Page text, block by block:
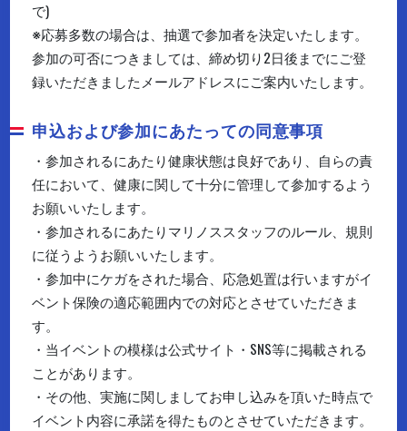
で)
※応募多数の場合は、抽選で参加者を決定いたします。
参加の可否につきましては、締め切り2日後までにご登
録いただきましたメールアドレスにご案内いたします。
申込および参加にあたっての同意事項
・参加されるにあたり健康状態は良好であり、自らの責
任において、健康に関して十分に管理して参加するよう
お願いいたします。
・参加されるにあたりマリノススタッフのルール、規則
に従うようお願いいたします。
・参加中にケガをされた場合、応急処置は行いますがイ
ベント保険の適応範囲内での対応とさせていただきま
す。
・当イベントの模様は公式サイト・SNS等に掲載される
ことがあります。
・その他、実施に関しましてお申し込みを頂いた時点で
イベント内容に承諾を得たものとさせていただきます。